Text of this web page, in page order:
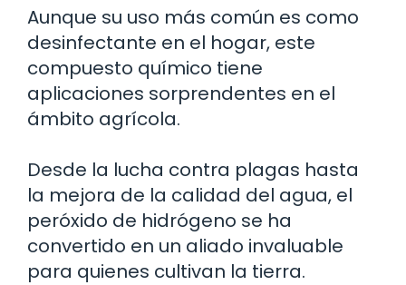
Aunque su uso más común es como
desinfectante en el hogar, este
compuesto químico tiene
aplicaciones sorprendentes en el
ámbito agrícola.
Desde la lucha contra plagas hasta
la mejora de la calidad del agua, el
peróxido de hidrógeno se ha
convertido en un aliado invaluable
para quienes cultivan la tierra.